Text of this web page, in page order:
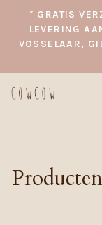
* GRATIS
LEVERING
VOSSELAAR,